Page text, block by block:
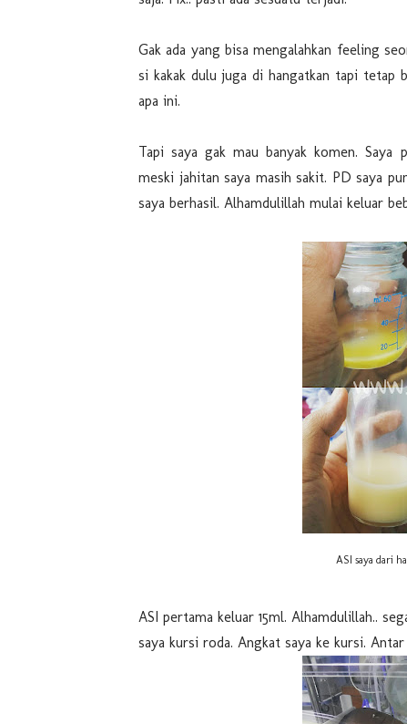
Gak ada yang bisa mengalahkan feeling
si kakak dulu juga di hangatkan tapi tetap
apa ini.
Tapi saya gak mau banyak komen. Saya
meski jahitan saya masih sakit. PD saya
saya berhasil. Alhamdulillah mulai keluar
ASI saya dari
ASI pertama keluar 15ml. Alhamdulillah..
saya kursi roda. Angkat saya ke kursi.